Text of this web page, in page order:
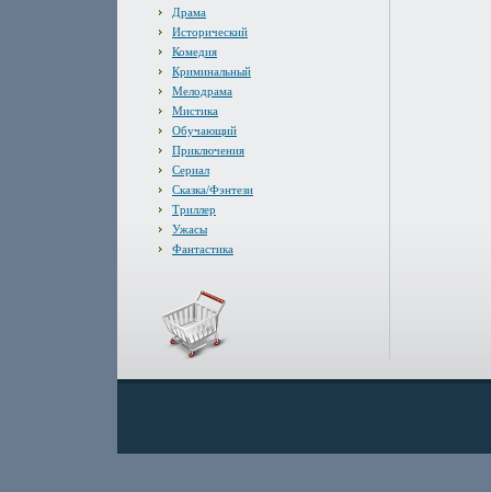
Драма
Исторический
Комедия
Криминальный
Мелодрама
Мистика
Обучающий
Приключения
Сериал
Сказка/Фэнтези
Триллер
Ужасы
Фантастика